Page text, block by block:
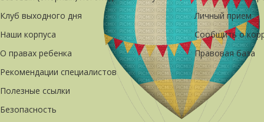
Клуб выходного дня
Наши корпуса
О правах ребенка
Рекомендации специалистов
Полезные ссылки
Безопасность
Личный прием
Сообщить о
Правовая база